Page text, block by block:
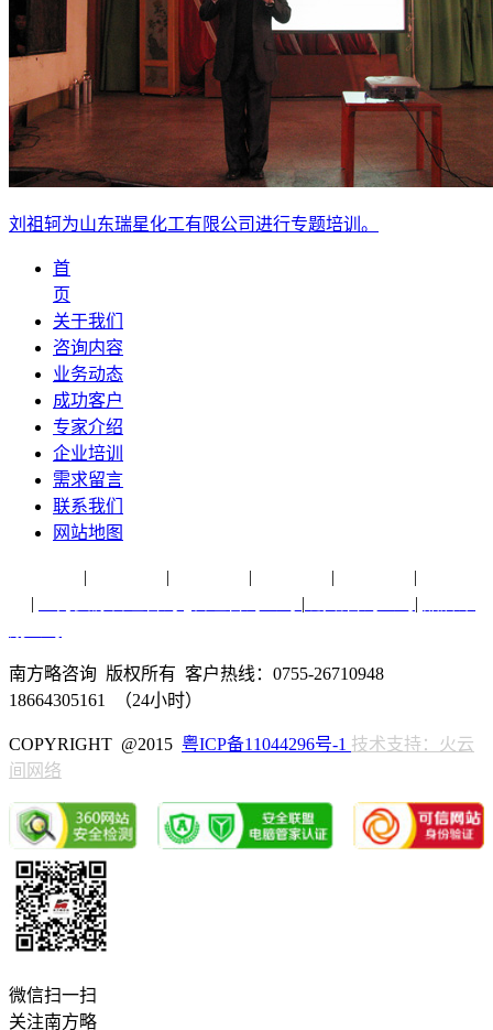
刘祖轲为山东瑞星化工有限公司进行专题培训。
首
页
关于我们
咨询内容
业务动态
成功客户
专家介绍
企业培训
需求留言
联系我们
网站地图
| | | | |
| | |
南方略咨询 版权所有 客户热线：0755-26710948
18664305161 （24小时）
COPYRIGHT @2015 粤ICP备11044296号-1 技术支持：火云
间网络
微信扫一扫
关注南方略